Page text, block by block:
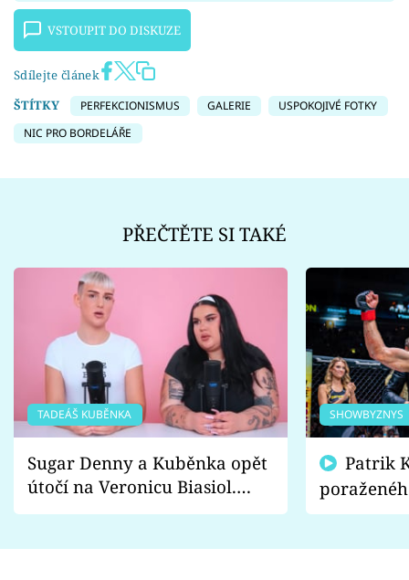
VSTOUPIT DO DISKUZE
Sdílejte článek
ŠTÍTKY
PERFEKCIONISMUS GALERIE
USPOKOJIVÉ FOTKY
NIC PRO BORDELÁŘE
PŘEČTĚTE SI TAKÉ
TADEÁŠ KUBĚNKA
Sugar Denny a Kuběnka opět
útočí na Veronicu Biasiol.
Proč je podle nich falešná a
SHOWBYZNYS
fanoušci